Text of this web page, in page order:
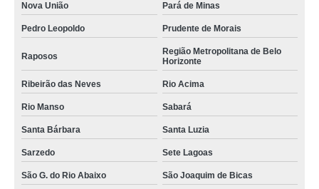
Nova União Pará de Minas
Pedro Leopoldo Prudente de Morais
Raposos
Região Metropolitana de Belo
Horizonte
Ribeirão das Neves Rio Acima
Rio Manso Sabará
Santa Bárbara Santa Luzia
Sarzedo Sete Lagoas
São G. do Rio Abaixo São Joaquim de Bicas